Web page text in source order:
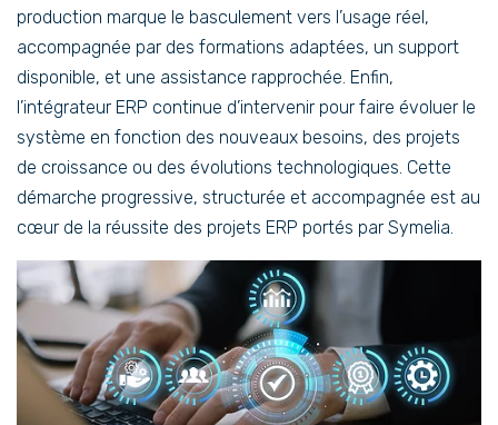
production marque le basculement vers l’usage réel,
accompagnée par des formations adaptées, un support
disponible, et une assistance rapprochée. Enfin,
l’intégrateur ERP continue d’intervenir pour faire évoluer le
système en fonction des nouveaux besoins, des projets
de croissance ou des évolutions technologiques. Cette
démarche progressive, structurée et accompagnée est au
cœur de la réussite des projets ERP portés par Symelia.